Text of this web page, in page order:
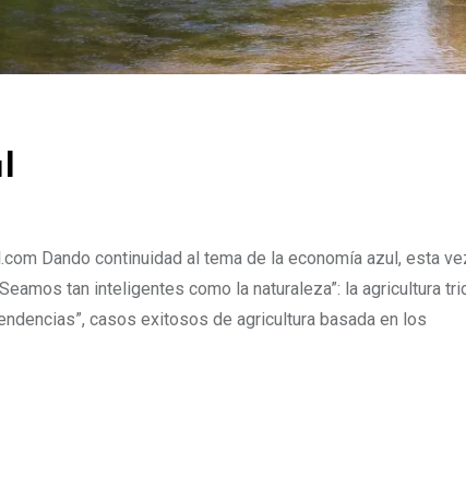
Dando continuidad al tema de la economía azul, esta
tan inteligentes como la naturaleza”: la agricultura
casos exitosos de agricultura basada en los